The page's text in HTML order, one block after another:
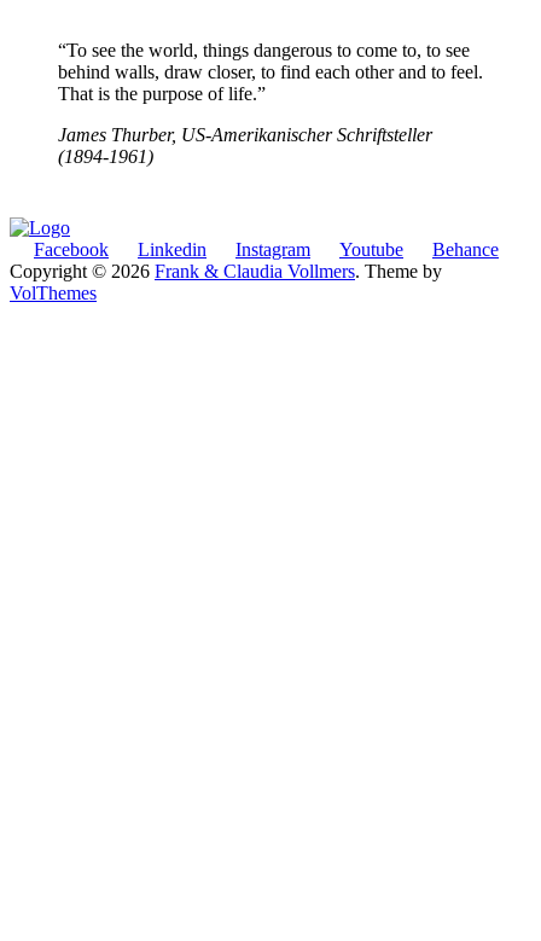
“To see the world, things dangerous to come to, to see
behind walls, draw closer, to find each other and to feel.
That is the purpose of life.”
James Thurber, US-Amerikanischer Schriftsteller
(1894-1961)
Facebook Linkedin Instagram Youtube
Behance
Copyright © 2026 Frank & Claudia Vollmers. Theme by
VolThemes